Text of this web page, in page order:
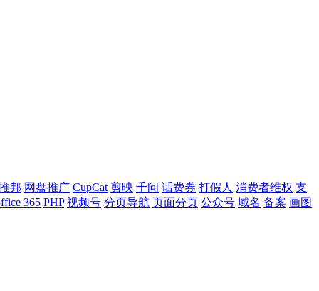
邦 网盘推广 CupCat 剪映 千问 话费券 打假人 消费者维权 支
365 PHP 视频号 分页导航 页面分页 公众号 域名 备案 画图